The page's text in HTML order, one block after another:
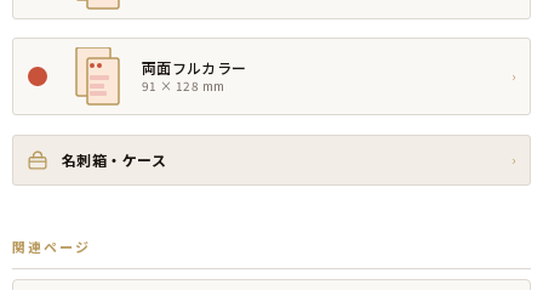
両面フルカラー
91 × 128 mm
›
名刺箱・ケース ›
関連ページ